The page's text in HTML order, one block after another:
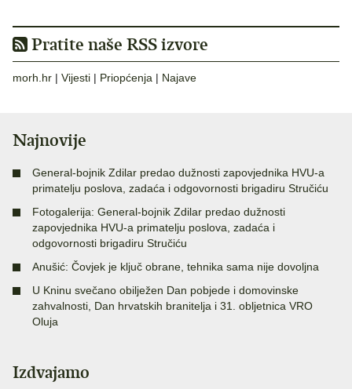
Pratite naše RSS izvore
morh.hr | Vijesti | Priopćenja | Najave
Najnovije
General-bojnik Zdilar predao dužnosti zapovjednika HVU-a
primatelju poslova, zadaća i odgovornosti brigadiru Stručiću
Fotogalerija: General-bojnik Zdilar predao dužnosti
zapovjednika HVU-a primatelju poslova, zadaća i
odgovornosti brigadiru Stručiću
Anušić: Čovjek je ključ obrane, tehnika sama nije dovoljna
U Kninu svečano obilježen Dan pobjede i domovinske
zahvalnosti, Dan hrvatskih branitelja i 31. obljetnica VRO
Oluja
Izdvajamo